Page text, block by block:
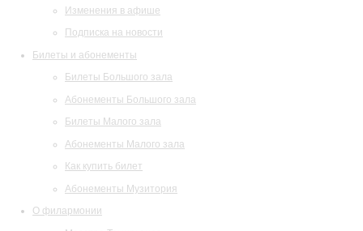
Изменения в афише
Подписка на новости
Билеты и абонементы
Билеты Большого зала
Абонементы Большого зала
Билеты Малого зала
Абонементы Малого зала
Как купить билет
Абонементы Музитория
О филармонии